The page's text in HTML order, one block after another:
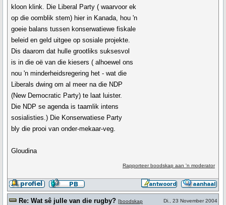
kloon klink. Die Liberal Party ( waarvoor ek
op die oomblik stem) hier in Kanada, hou 'n
goeie balans tussen konserwatiewe fiskale
beleid en geld uitgee op sosiale projekte.
Dis daarom dat hulle grootliks suksesvol
is in die oë van die kiesers ( alhoewel ons
nou 'n minderheidsregering het - wat die
Liberals dwing om al meer na die NDP
(New Democratic Party) te laat luister.
Die NDP se agenda is taamlik intens
sosialisties.) Die Konserwatiese Party
bly die prooi van onder-mekaar-veg.
Gloudina
Rapporteer boodskap aan 'n moderator
Re: Wat sê julle van die rugby? [boodskap
Di., 23 November 2004